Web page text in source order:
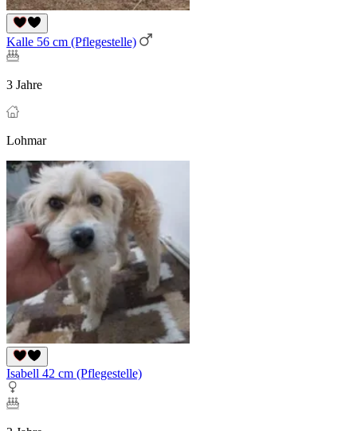
Kalle 56 cm (Pflegestelle)
3 Jahre
Lohmar
Isabell 42 cm (Pflegestelle)